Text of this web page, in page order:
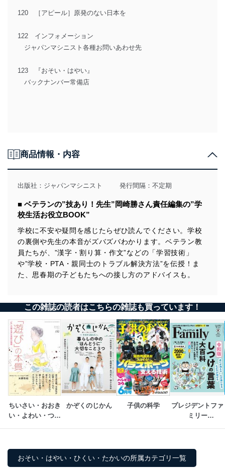
120 ［アピール］原発のない日本を
122 インフォメーション
ジャパンマシニスト各種お問いあわせ先
123 『おそい・はやい』
バックナンバー常備店
商品情報・内容
出版社： ジャパンマシニスト 発行間隔：不定期
■ ベテランの”技あり！先生”岡崎勝さん責任編集の”学
校生活お役立BOOK”
学校に不安や疑問を感じたらぜひ読んでください。学校
の裏側や先生の本音がズバズバわかります。ベテラン教
員たちが、”漢字・割り算・作文”などの「学習技術」
や”学校・PTA・親同士のトラブル解決方法”を伝授！ま
た、思春期の子どもたちへの接し方のアドバイスも。
この雑誌の読者はこちらの雑誌も買っています！
ちいさい・おおき
い・よわい・つよ
かぞくのじかん 子供の科学
プレジデントファ
ミリー
おそい・はやい・ひくい・たかいの所属カテゴリ一覧